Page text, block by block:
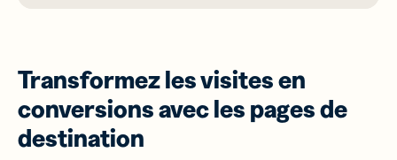
Transformez les visites en
conversions avec les pages de
destination